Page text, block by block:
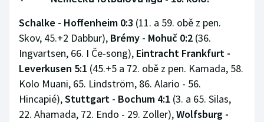
Schalke - Hoffenheim 0:3 (11. a 59. obě z pen.
Skov, 45.+2 Dabbur), Brémy - Mohuč 0:2 (36.
Ingvartsen, 66. I Če-song), Eintracht Frankfurt -
Leverkusen 5:1 (45.+5 a 72. obě z pen. Kamada, 58.
Kolo Muani, 65. Lindström, 86. Alario - 56.
Hincapié),Stuttgart - Bochum 4:1 (3. a 65. Silas,
22. Ahamada, 72. Endo - 29. Zoller),Wolfsburg -